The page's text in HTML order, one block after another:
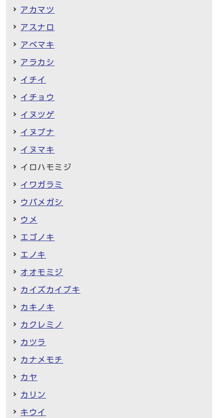
アカマツ
アスナロ
アベマキ
アラカシ
イチイ
イチョウ
イヌツゲ
イヌブナ
イヌマキ
イロハモミジ
イワガラミ
ウバメガシ
ウメ
エゴノキ
エノキ
オオモミジ
カイズカイブキ
カキノキ
カクレミノ
カツラ
カナメモチ
カヤ
カリン
キウイ